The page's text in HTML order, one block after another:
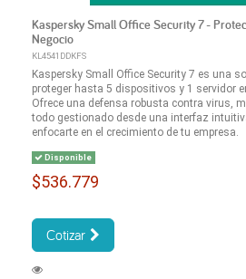
Kaspersky Small Office Security 7 -
Negocio
KL4541DDKFS
Kaspersky Small Office Security 7 es una
proteger hasta 5 dispositivos y 1 servidor
Ofrece una defensa robusta contra virus,
todo gestionado desde una interfaz
enfocarte en el crecimiento de tu empresa.
Disponible
$536.779
Cotizar